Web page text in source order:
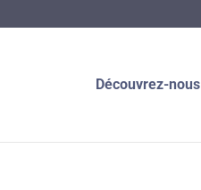
Découvrez-nous